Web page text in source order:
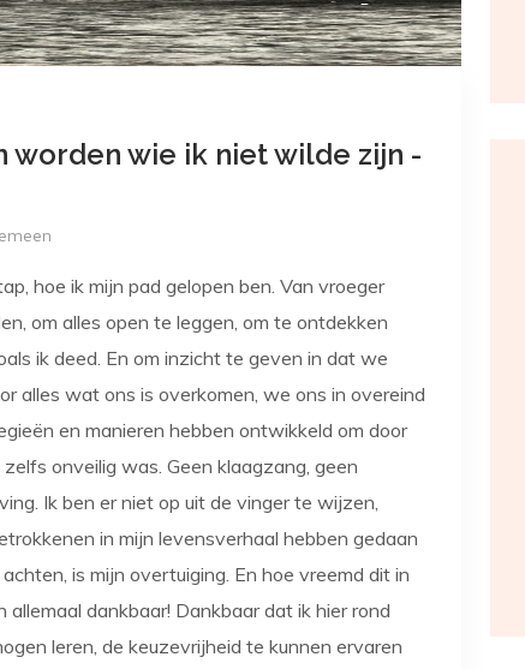
worden wie ik niet wilde zijn -
hoe ik mijn pad gelopen ben. Van vroeger
om alles open te leggen, om te ontdekken
ik deed. En om inzicht te geven in dat we
alles wat ons is overkomen, we ons in overeind
en manieren hebben ontwikkeld om door
onveilig was. Geen klaagzang, geen
Ik ben er niet op uit de vinger te wijzen,
in mijn levensverhaal hebben gedaan
is mijn overtuiging. En hoe vreemd dit in
dankbaar! Dankbaar dat ik hier rond
leren, de keuzevrijheid te kunnen ervaren